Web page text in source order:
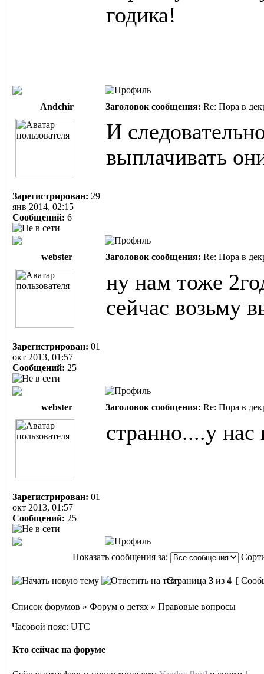
годика!
Andchir Заголовок сообщения: Re: Пора в
Зарегистрирован: 29
янв 2014, 02:15
Сообщений: 6
И
выплачивать
webster Заголовок сообщения: Re: Пора в
Зарегистрирован: 01
окт 2013, 01:57
Сообщений: 25
ну нам тоже
сейчас возьму
webster Заголовок сообщения: Re: Пора в
Зарегистрирован: 01
окт 2013, 01:57
Сообщений: 25
странно....у нас
Показать сообщения за:
Страница 3 из 4 [
Список форумов » Форум о детях » Правовые вопросы
Часовой пояс: UTC
Кто сейчас на форуме